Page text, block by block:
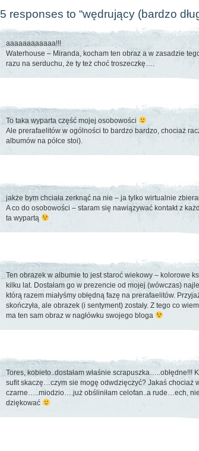
5 responses to “wędrujący (bardzo
aaaaaaaaaaaa!!!
Waterhouse – Miranda, kocham ten obraz a w zasadzie
razu na serduchu, że ty też choć troszeczkę….
To taka wyparta część mojej osobowości
Ale prerafaelitów w ogólności to bardzo bardzo, chociaż
albumów na półce stoi).
jakże bym chciała zerknąć na nie – ja tylko wirtualnie
A co do osobowości – staram się nawiązywać kontakt z
ta wypartą
Ten obrazek w albumie to jest staroć wiekowy – kolorowe
kilku lat. Dostałam go w prezencie od mojej (wówczas)
którą razem miałyśmy obłędną fazę na prerafaelitów.
skończyła, ale obrazek (i sentyment) zostały. Z tego co
ma ten sam obraz w nagłówku swojego bloga
Tores, kobieto..dostałam właśnie scrapuszka…..obłędne!!!
sufit skaczę…czym sie mogę odwdzięczyć? Jakaś chociaż
czarne…..miodzio….już obśliniłam celofan..a rude…ech,
dziękować